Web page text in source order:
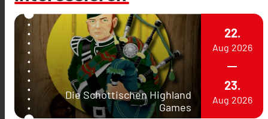
Die Schottischen Highland
Games
22.
Aug 2026
23.
Aug 2026